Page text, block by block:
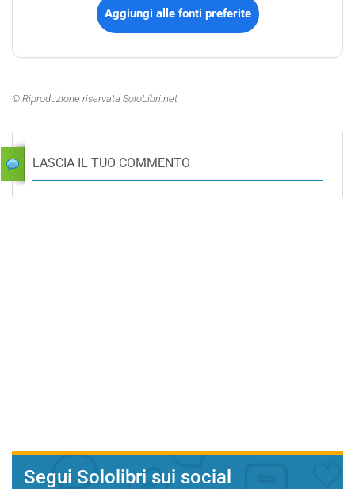
Aggiungi alle fonti preferite
© Riproduzione riservata SoloLibri.net
LASCIA IL TUO COMMENTO
Segui Sololibri sui social